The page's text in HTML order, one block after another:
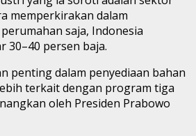
memperkirakan dalam
saja, Indonesia
30–40 persen baja.
penting dalam penyediaan bahan
terkait dengan program tiga
oleh Presiden Prabowo